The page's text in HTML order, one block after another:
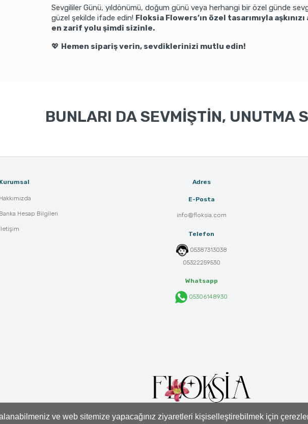
ve web sitemize yapacağınız ziyaretleri kişiselleştirebilmek için
Sevgililer Günü, yıldönümü, doğum günü veya herhangi bir özel günde
güzel şekilde ifade edin! Floksia Flowers’ın özel tasarımıyla
en zarif yolu şimdi sizinle.
💖 Hemen sipariş verin, sevdiklerinizi mutlu edin!
BUNLARI DA SEVMİŞTİN, UNUTMA
Kurumsal
Hakkımızda
Banka Hesap Bilgileri
İletişim
Adres
E-Posta
info@floksia.com
Telefon
05387313038
05322259530
Whatsapp
05306148930